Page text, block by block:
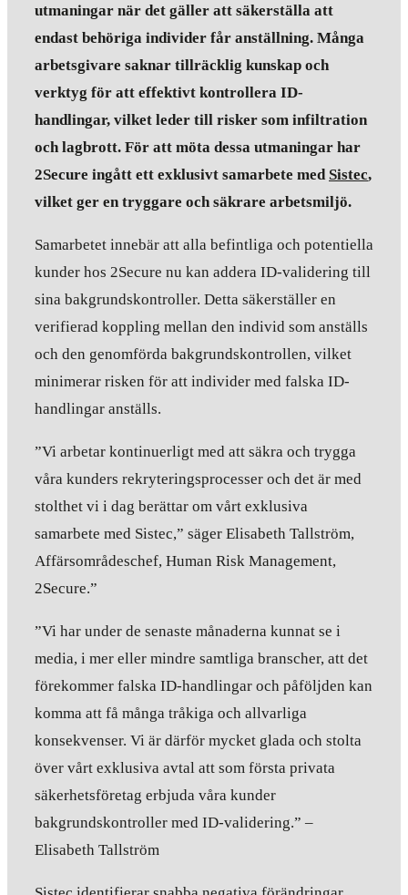
utmaningar när det gäller att säkerställa att
endast behöriga individer får anställning. Många
arbetsgivare saknar tillräcklig kunskap och
verktyg för att effektivt kontrollera ID-
handlingar, vilket leder till risker som infiltration
och lagbrott. För att möta dessa utmaningar har
2Secure ingått ett exklusivt samarbete med Sistec,
vilket ger en tryggare och säkrare arbetsmiljö.
Samarbetet innebär att alla befintliga och potentiella
kunder hos 2Secure nu kan addera ID-validering till
sina bakgrundskontroller. Detta säkerställer en
verifierad koppling mellan den individ som anställs
och den genomförda bakgrundskontrollen, vilket
minimerar risken för att individer med falska ID-
handlingar anställs.
”Vi arbetar kontinuerligt med att säkra och trygga
våra kunders rekryteringsprocesser och det är med
stolthet vi i dag berättar om vårt exklusiva
samarbete med Sistec,” säger Elisabeth Tallström,
Affärsområdeschef, Human Risk Management,
2Secure.”
”Vi har under de senaste månaderna kunnat se i
media, i mer eller mindre samtliga branscher, att det
förekommer falska ID-handlingar och påföljden kan
komma att få många tråkiga och allvarliga
konsekvenser. Vi är därför mycket glada och stolta
över vårt exklusiva avtal att som första privata
säkerhetsföretag erbjuda våra kunder
bakgrundskontroller med ID-validering.” –
Elisabeth Tallström